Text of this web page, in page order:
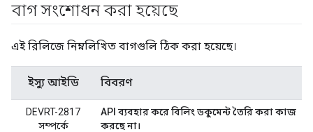
বাগ সংশোধন করা হয়েছে
এই রিলিজে নিম্নলিখিত বাগগুলি ঠিক করা হয়েছে।
ইস্যু আইডি বিবরণ
DEVRT-2817
সম্পর্কে
API ব্যবহার করে বিলিং ডকুমেন্ট তৈরি করা কাজ
করছে না।